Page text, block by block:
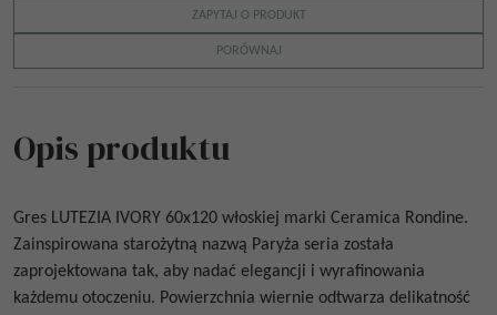
ZAPYTAJ O PRODUKT
PORÓWNAJ
Opis produktu
Gres LUTEZIA IVORY 60x120 włoskiej marki Ceramica Rondine.
Zainspirowana starożytną nazwą Paryża seria została
zaprojektowana tak, aby nadać elegancji i wyrafinowania
każdemu otoczeniu. Powierzchnia wiernie odtwarza delikatność